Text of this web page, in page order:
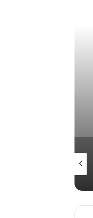
منذ 3 ساعات